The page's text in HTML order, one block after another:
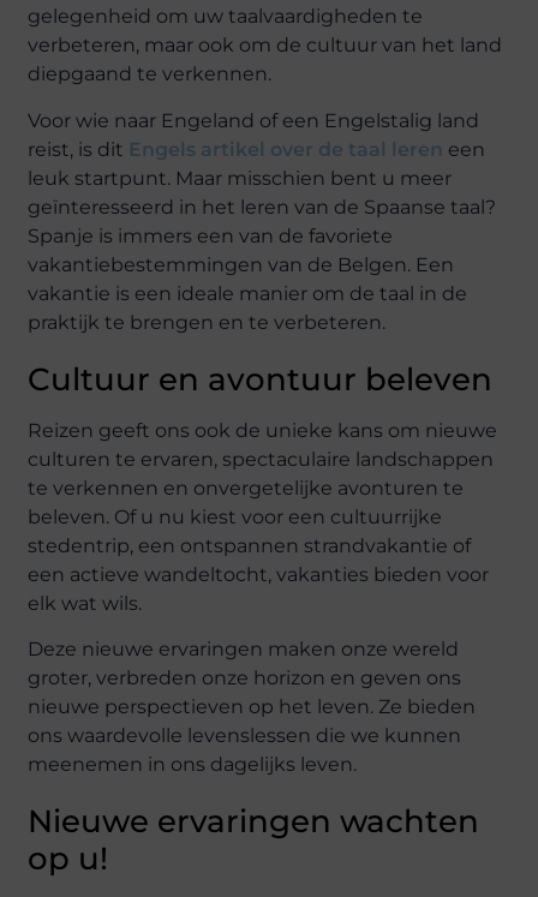
gelegenheid om uw taalvaardigheden te
verbeteren, maar ook om de cultuur van het land
diepgaand te verkennen.
Voor wie naar Engeland of een Engelstalig land
reist, is dit Engels artikel over de taal leren een
leuk startpunt. Maar misschien bent u meer
geïnteresseerd in het leren van de Spaanse taal?
Spanje is immers een van de favoriete
vakantiebestemmingen van de Belgen. Een
vakantie is een ideale manier om de taal in de
praktijk te brengen en te verbeteren.
Cultuur en avontuur beleven
Reizen geeft ons ook de unieke kans om nieuwe
culturen te ervaren, spectaculaire landschappen
te verkennen en onvergetelijke avonturen te
beleven. Of u nu kiest voor een cultuurrijke
stedentrip, een ontspannen strandvakantie of
een actieve wandeltocht, vakanties bieden voor
elk wat wils.
Deze nieuwe ervaringen maken onze wereld
groter, verbreden onze horizon en geven ons
nieuwe perspectieven op het leven. Ze bieden
ons waardevolle levenslessen die we kunnen
meenemen in ons dagelijks leven.
Nieuwe ervaringen wachten
op u!